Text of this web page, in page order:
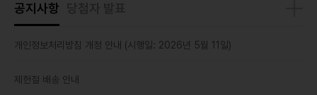
공지사항
개인정보처리방침 개정 안내 (시행일: 2026년 5월 11일)
제헌절 배송 안내